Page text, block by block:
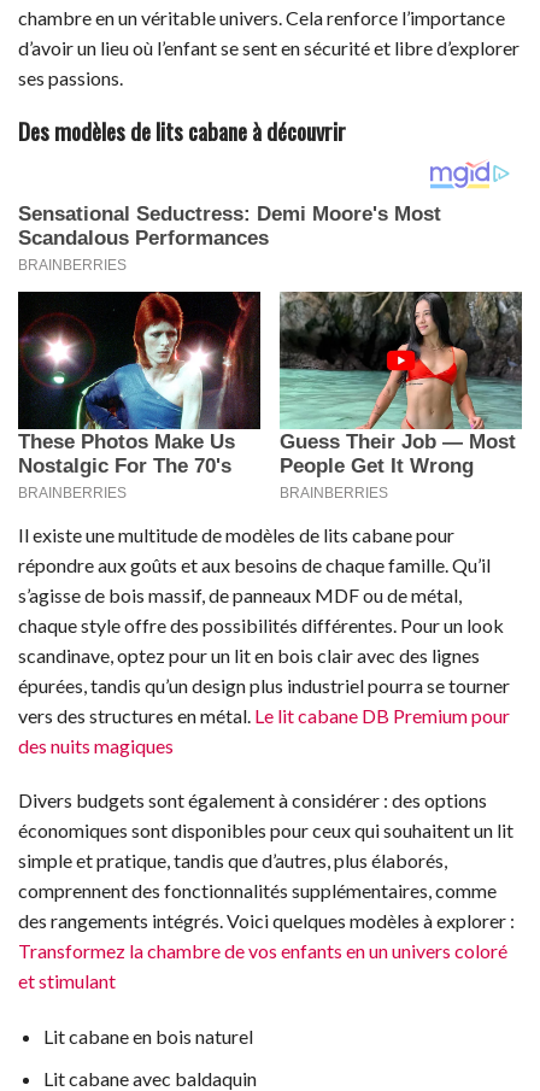
chambre en un véritable univers. Cela renforce l’importance
d’avoir un lieu où l’enfant se sent en sécurité et libre d’explorer
ses passions.
Des modèles de lits cabane à découvrir
Il existe une multitude de modèles de lits cabane pour
répondre aux goûts et aux besoins de chaque famille. Qu’il
s’agisse de bois massif, de panneaux MDF ou de métal,
chaque style offre des possibilités différentes. Pour un look
scandinave, optez pour un lit en bois clair avec des lignes
épurées, tandis qu’un design plus industriel pourra se tourner
vers des structures en métal. Le lit cabane DB Premium pour
des nuits magiques
Divers budgets sont également à considérer : des options
économiques sont disponibles pour ceux qui souhaitent un lit
simple et pratique, tandis que d’autres, plus élaborés,
comprennent des fonctionnalités supplémentaires, comme
des rangements intégrés. Voici quelques modèles à explorer :
Transformez la chambre de vos enfants en un univers coloré
et stimulant
Lit cabane en bois naturel
Lit cabane avec baldaquin